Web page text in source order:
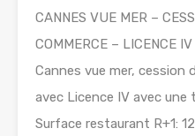
CANNES VUE MER –
COMMERCE – LICENCE IV
Cannes vue mer, cession
avec Licence IV avec une
Surface restaurant R+1: